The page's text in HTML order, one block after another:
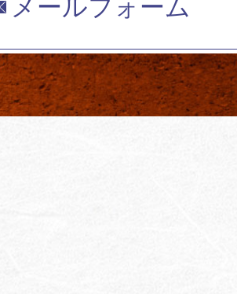
メールフォーム